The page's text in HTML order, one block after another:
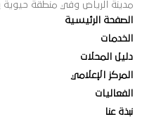
متنوعة بأسعار مناسبة،
وتنتشر منتجاتها في أكثر
وواحدة […]
مدينة الرياض وفي منطقة حيوية
الصفحة الرئيسية
الخدمات
دليل المحلات
المركز الإعلامي
الفعاليات
نبذة عنا